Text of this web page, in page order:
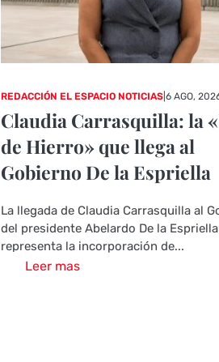
REDACCIÓN EL ESPACIO NOTICIAS| 6 AGO,
Claudia Carrasquilla: la
de Hierro» que llega al
Gobierno De la Espriella
La llegada de Claudia Carrasquilla al
del presidente Abelardo De la Espriella
representa la incorporación de...
Leer mas